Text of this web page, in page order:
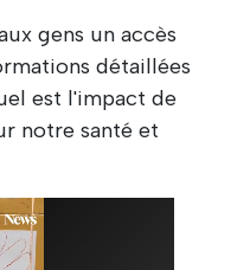
gens un accès
détaillées
est l'impact de
notre santé et